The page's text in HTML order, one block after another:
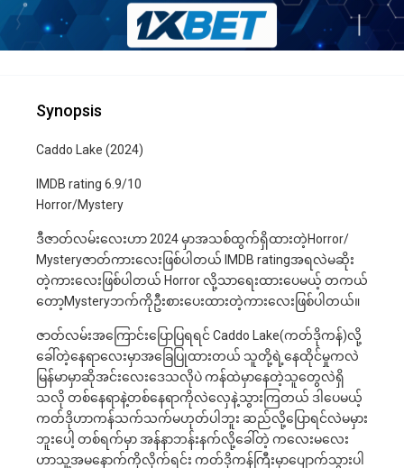
Synopsis
Caddo Lake (2024)
IMDB rating 6.9/10
Horror/Mystery
ဒီဇာတ်လမ်းလေးဟာ 2024 မှာအသစ်ထွက်ရှိထားတဲ့Horror/
Mysteryဇာတ်ကားလေးဖြစ်ပါတယ် IMDB ratingအရလဲမဆိုး
တဲ့ကားလေးဖြစ်ပါတယ် Horror လို့သာရေးထားပေမယ့် တကယ်
တော့Mysteryဘက်ကိုဦးစားပေးထားတဲ့ကားလေးဖြစ်ပါတယ်။
ဇာတ်လမ်းအကြောင်းပြောပြရရင် Caddo Lake(ကတ်ဒိုကန်)လို့
ခေါ်တဲ့နေရာလေးမှာအခြေပြုထားတယ် သူတို့ရဲ့နေထိုင်မှုကလဲ
မြန်မာမှာဆိုအင်းလေးဒေသလိုပဲ ကန်ထဲမှာနေတဲ့သူတွေလဲရှိ
သလို တစ်နေရာနဲ့တစ်နေရာကိုလဲလှေနဲ့သွားကြတယ် ဒါပေမယ့်
ကတ်ဒိုဟာကန်သက်သက်မဟုတ်ပါဘူး ဆည်လို့ပြောရင်လဲမမှား
ဘူးပေါ့ တစ်ရက်မှာ အန်နာဘန်းနက်လို့ခေါ်တဲ့ ကလေးမလေး
ဟာသူ့အမနောက်ကိုလိုက်ရင်း ကတ်ဒိုကန်ကြီးမှာပျောက်သွားပါ